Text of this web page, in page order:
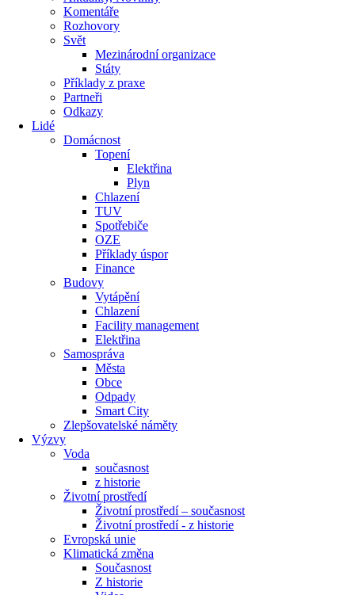
Komentáře
Rozhovory
Svět
Mezinárodní organizace
Státy
Příklady z praxe
Partneři
Odkazy
Lidé
Domácnost
Topení
Elektřina
Plyn
Chlazení
TUV
Spotřebiče
OZE
Příklady úspor
Finance
Budovy
Vytápění
Chlazení
Facility management
Elektřina
Samospráva
Města
Obce
Odpady
Smart City
Zlepšovatelské náměty
Výzvy
Voda
současnost
z historie
Životní prostředí
Životní prostředí – současnost
Životní prostředí ​- z historie
Evropská unie
Klimatická změna
Současnost
Z historie